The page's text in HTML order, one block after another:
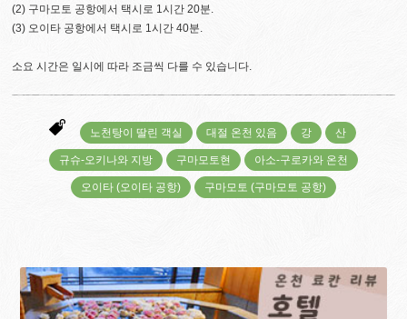
(2) 구마모토 공항에서 택시로 1시간 20분.
(3) 오이타 공항에서 택시로 1시간 40분.
소요 시간은 일시에 따라 조금씩 다를 수 있습니다.
노천탕이 딸린 객실 대절 온천 있음 강 산
규슈-오키나와 지방 구마모토현 아소-구로카와 온천
오이타 (오이타 공항) 구마모토 (구마모토 공항)